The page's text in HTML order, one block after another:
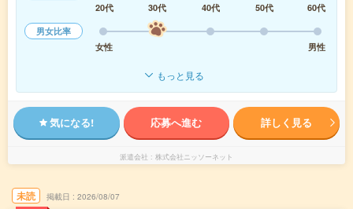
20代
30代 40代 50代
60代
男女比率
女性
男性
もっと見る
気になる! 応募へ進む 詳しく見る
派遣会社 株式会社ニッソーネット
未読 掲載日 2026/08/07